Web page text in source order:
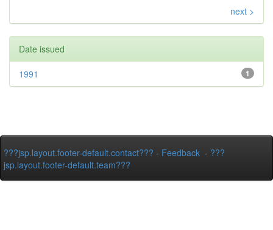
next >
Date issued
1
1991
???jsp.layout.footer-default.contact??? - Feedback - ???
jsp.layout.footer-default.team???